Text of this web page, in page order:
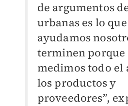
de argumentos
urbanas es lo que
ayudamos
terminen porque
medimos todo el
los productos y
proveedores”,